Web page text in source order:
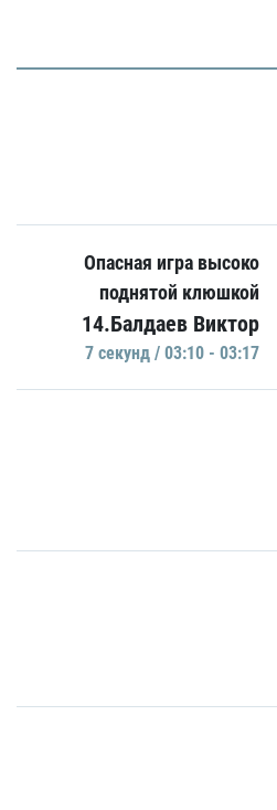
Опасная игра высоко
поднятой клюшкой
14.Балдаев Виктор
7 секунд / 03:10 - 03:17